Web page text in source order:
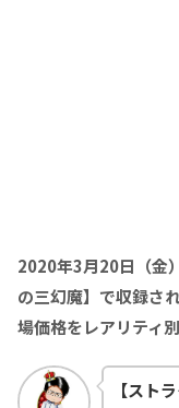
2020年3月20日（金
の三幻魔】で収録さ
場価格をレアリティ
【スト